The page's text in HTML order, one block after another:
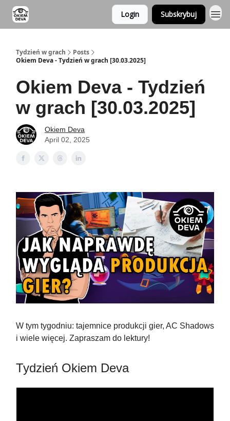
Login Subskrybuj
Tydzień w grach
Posts
Okiem Deva - Tydzień w grach [30.03.2025]
Okiem Deva - Tydzień
w grach [30.03.2025]
Okiem Deva
April 02, 2025
W tym tygodniu: tajemnice produkcji gier, AC Shadows
i wiele więcej. Zapraszam do lektury!
Tydzień Okiem Deva